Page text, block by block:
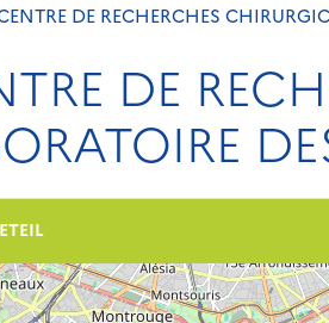
DE RECHERCHES
DE